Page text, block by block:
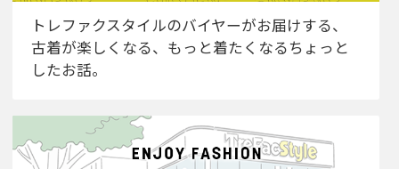
トレファクスタイルのバイヤーがお届けする、
古着が楽しくなる、もっと着たくなるちょっと
したお話。